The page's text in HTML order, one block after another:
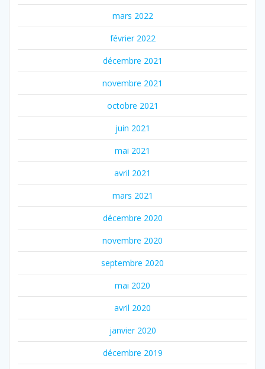
mars 2022
février 2022
décembre 2021
novembre 2021
octobre 2021
juin 2021
mai 2021
avril 2021
mars 2021
décembre 2020
novembre 2020
septembre 2020
mai 2020
avril 2020
janvier 2020
décembre 2019